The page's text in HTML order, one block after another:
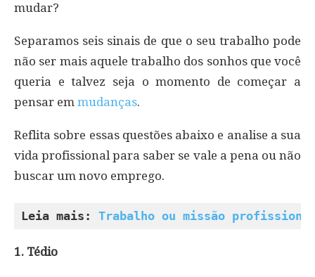
mudar?
Separamos seis sinais de que o seu trabalho pode
não ser mais aquele trabalho dos sonhos que você
queria e talvez seja o momento de começar a
pensar em mudanças.
Reflita sobre essas questões abaixo e analise a sua
vida profissional para saber se vale a pena ou não
buscar um novo emprego.
Leia mais: Trabalho ou missão
1. Tédio